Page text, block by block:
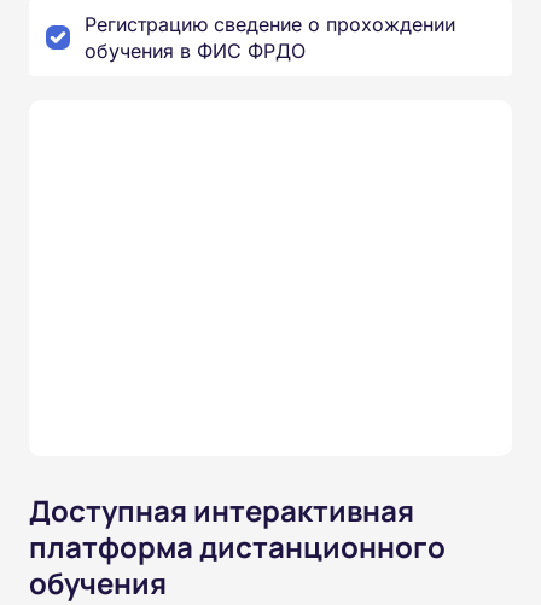
Регистрацию сведение о прохождении
обучения в ФИС ФРДО
Доступная интерактивная
платформа дистанционного
обучения